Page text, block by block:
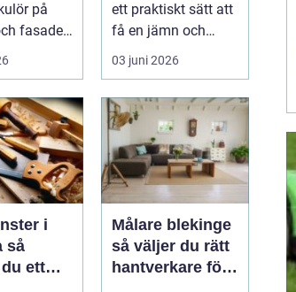
på
fasader.
ett praktiskt sätt att
få en jämn och
välm&ar...
03 juni 2026
i
ett
Målare blekinge
så väljer du rätt
hantverkare för